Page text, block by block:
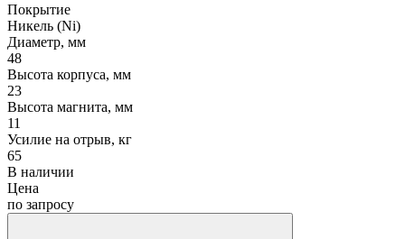
Покрытие
Никель (Ni)
Диаметр, мм
48
Высота корпуса, мм
23
Высота магнита, мм
11
Усилие на отрыв, кг
65
В наличии
Цена
по запросу